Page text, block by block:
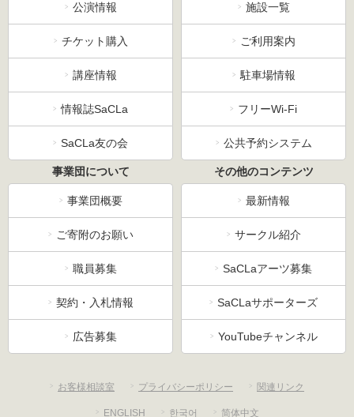
公演情報
チケット購入
講座情報
情報誌SaCLa
SaCLa友の会
施設一覧
ご利用案内
駐車場情報
フリーWi-Fi
公共予約システム
事業団について
事業団概要
ご寄附のお願い
職員募集
契約・入札情報
広告募集
その他のコンテンツ
最新情報
サークル紹介
SaCLaアーツ募集
SaCLaサポーターズ
YouTubeチャンネル
お客様相談室 プライバシーポリシー 関連リンク
ENGLISH 한국어 简体中文